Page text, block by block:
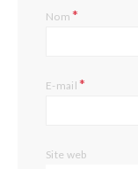
Nom*
E-mail*
Site web